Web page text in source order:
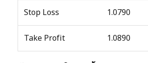
Stop Loss 1.0790
Take Profit 1.0890